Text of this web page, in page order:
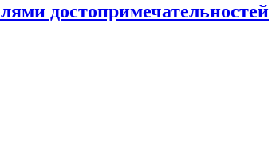
достопримечательностей